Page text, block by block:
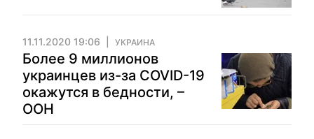
11.11.2020 19:06 УКРАИНА
Более 9 миллионов
украинцев из-за COVID-19
окажутся в бедности, –
ООН